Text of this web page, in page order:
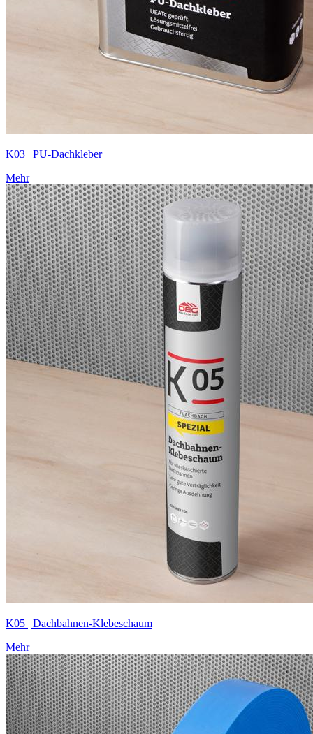
K03 | PU-Dachkleber
Mehr
K05 | Dachbahnen-Klebeschaum
Mehr